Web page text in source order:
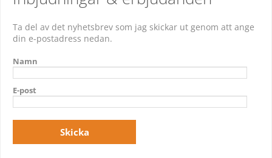
Ta del av det nyhetsbrev som jag skickar ut genom att ange
din e-postadress nedan.
Namn
E-post